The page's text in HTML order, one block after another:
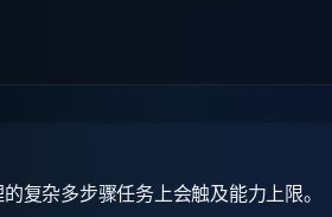
复杂多步骤任务上会触及能力上限。